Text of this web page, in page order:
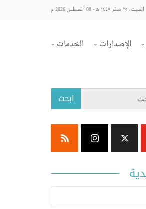
السبت، ٢٥ صفر ١٤٤٨ هـ - 08 أغسطس 2026 م
الإصدارات الخدمات
ابحث